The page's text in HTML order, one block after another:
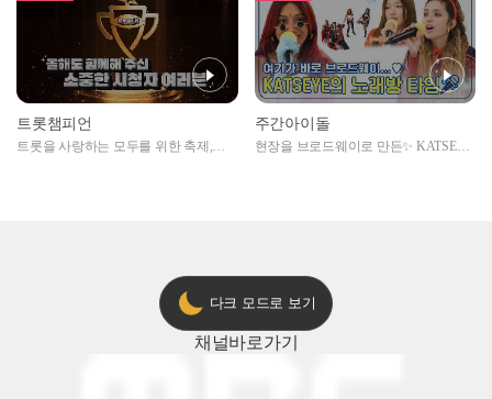
트롯챔피언
트롯을 사랑하는 모두를 위한 축제,
주간아이돌
현장을 브로드웨이로 만든✨ KATSEYE
다크 모드로 보기
채널바로가기